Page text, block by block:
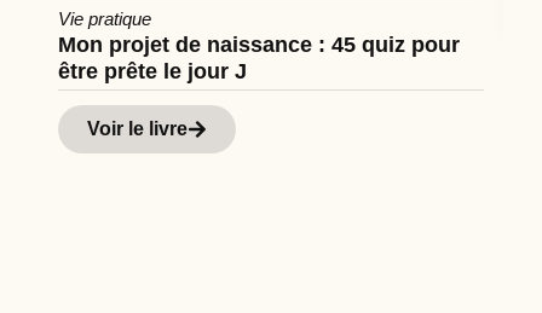
Vie pratique
Mon projet de naissance : 45 quiz pour
être prête le jour J
Voir le livre